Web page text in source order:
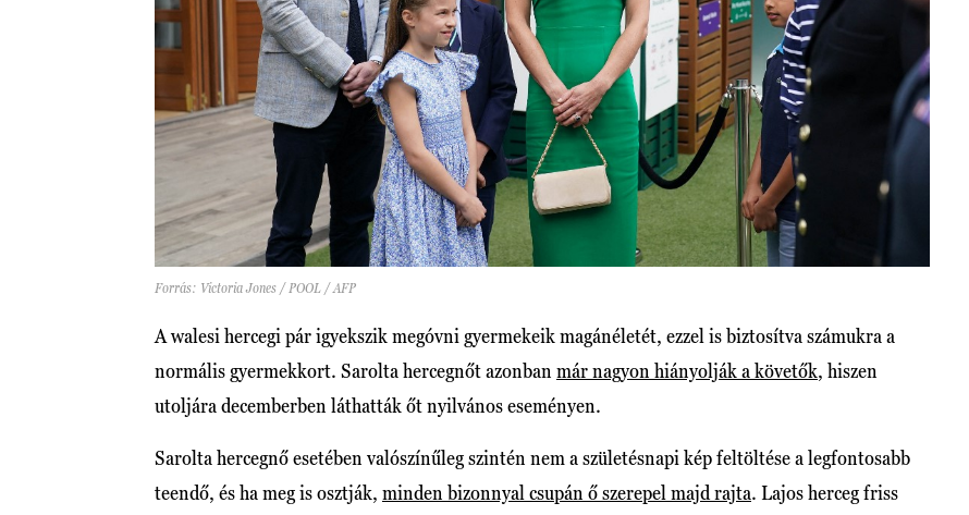
Forrás: Victoria Jones / POOL / AFP
A walesi hercegi pár igyekszik megóvni gyermekeik magánéletét, ezzel is biztosítva számukra a
normális gyermekkort. Sarolta hercegnőt azonban már nagyon hiányolják a követők, hiszen
utoljára decemberben láthatták őt nyilvános eseményen.
Sarolta hercegnő esetében valószínűleg szintén nem a születésnapi kép feltöltése a legfontosabb
teendő, és ha meg is osztják, minden bizonnyal csupán ő szerepel majd rajta. Lajos herceg friss